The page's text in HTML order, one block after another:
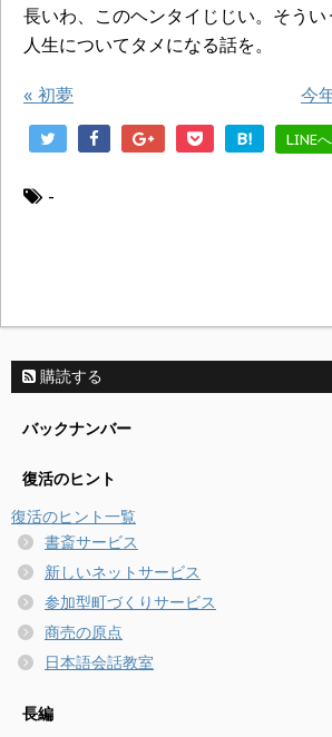
長いわ、このヘンタイじじい。そうい
人生についてタメになる話を。
« 初夢 今
B! LINE
-
購読する
バックナンバー
復活のヒント
復活のヒント一覧
書斎サービス
新しいネットサービス
参加型町づくりサービス
商売の原点
日本語会話教室
長編